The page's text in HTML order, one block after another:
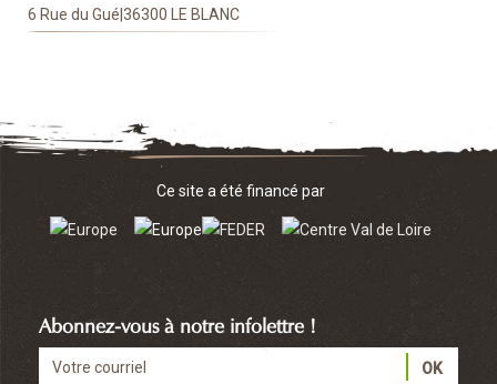
6 Rue du Gué|36300 LE BLANC
Abonnez-vous à notre infolettre !
Ce site a été financé par